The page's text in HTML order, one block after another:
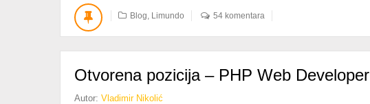
NOVA
Blog, Limundo 54 komentara
Otvorena pozicija – PHP Web Developer
Autor: Vladimir Nikolić